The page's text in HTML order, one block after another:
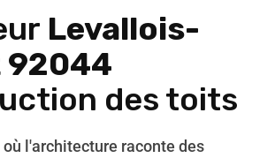
Levallois-
92044
des toits
où l'architecture raconte des